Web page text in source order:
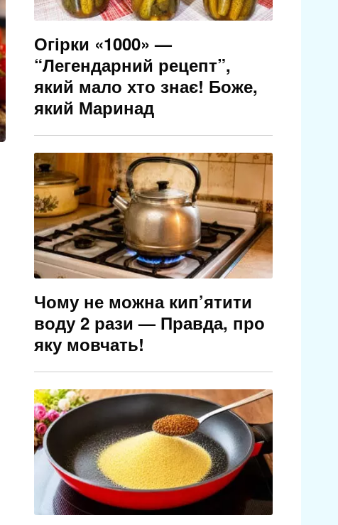
Огірки «1000» —
“Легендарний рецепт”,
який мало хто знає! Боже,
який Маринад
Чому не можна кип’ятити
воду 2 рази — Правда, про
яку мовчать!